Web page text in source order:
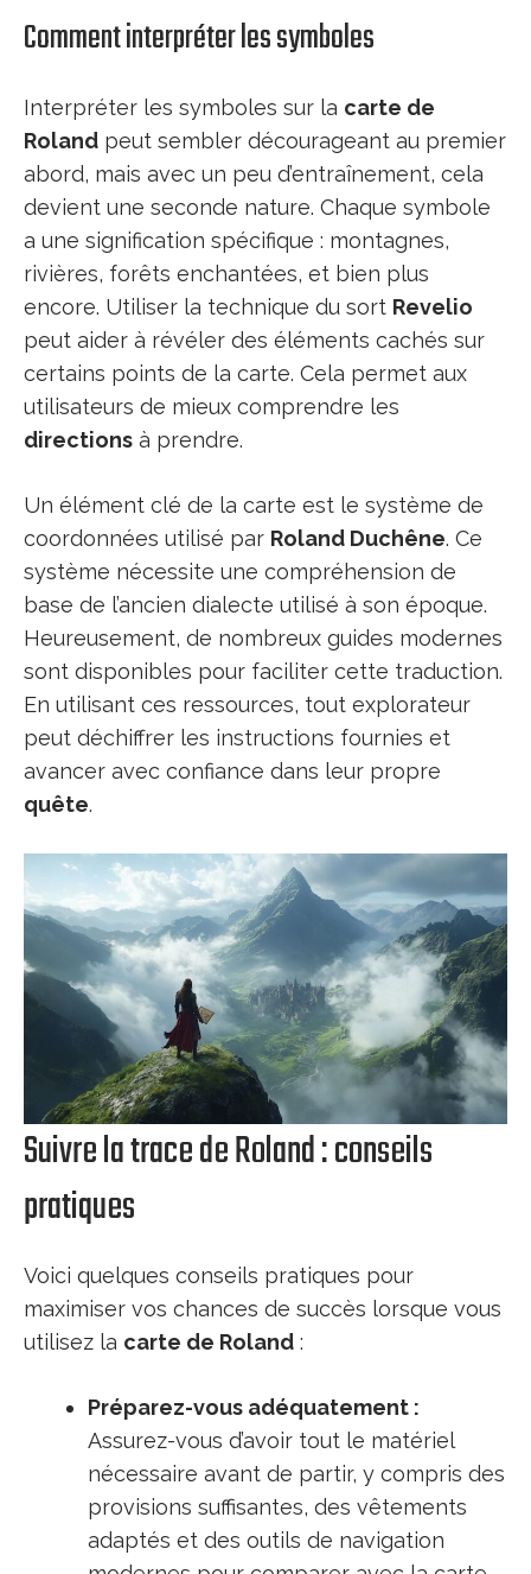
Comment interpréter les symboles
Interpréter les symboles sur la carte de
Roland peut sembler décourageant au premier
abord, mais avec un peu d’entraînement, cela
devient une seconde nature. Chaque symbole
a une signification spécifique : montagnes,
rivières, forêts enchantées, et bien plus
encore. Utiliser la technique du sort Revelio
peut aider à révéler des éléments cachés sur
certains points de la carte. Cela permet aux
utilisateurs de mieux comprendre les
directions à prendre.
Un élément clé de la carte est le système de
coordonnées utilisé par Roland Duchêne. Ce
système nécessite une compréhension de
base de l’ancien dialecte utilisé à son époque.
Heureusement, de nombreux guides modernes
sont disponibles pour faciliter cette traduction.
En utilisant ces ressources, tout explorateur
peut déchiffrer les instructions fournies et
avancer avec confiance dans leur propre
quête.
Suivre la trace de Roland : conseils
pratiques
Voici quelques conseils pratiques pour
maximiser vos chances de succès lorsque vous
utilisez la carte de Roland :
Préparez-vous adéquatement :
Assurez-vous d’avoir tout le matériel
nécessaire avant de partir, y compris des
provisions suffisantes, des vêtements
adaptés et des outils de navigation